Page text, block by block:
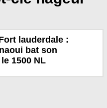
lauderdale :
bat son
1500 NL